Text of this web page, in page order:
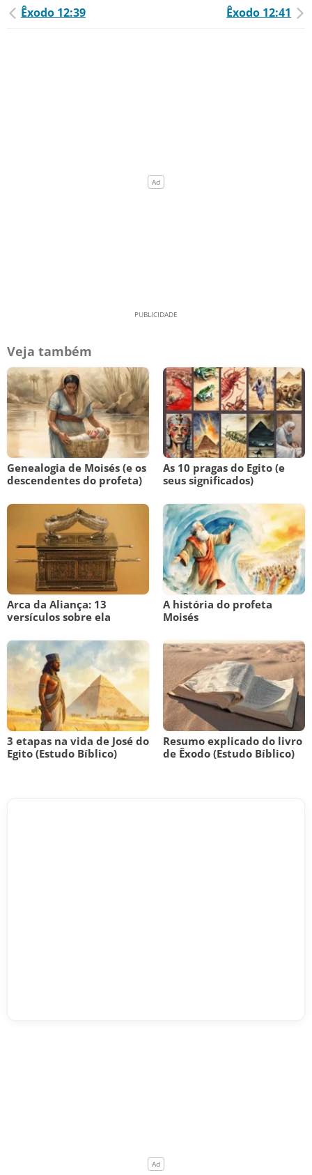
Êxodo 12:39 Êxodo 12:41
Veja também
Genealogia de Moisés (e os
descendentes do profeta)
As 10 pragas do Egito (e
seus significados)
Arca da Aliança: 13
versículos sobre ela
A história do profeta
Moisés
3 etapas na vida de José do
Egito (Estudo Bíblico)
Resumo explicado do livro
de Êxodo (Estudo Bíblico)